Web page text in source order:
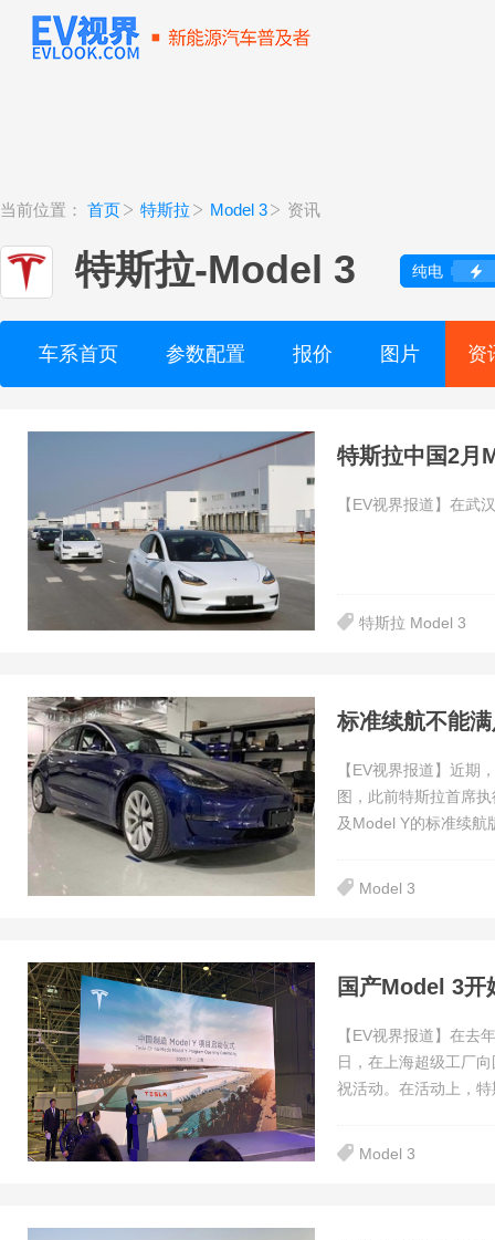
当前位置： 首页 特斯拉 Model 3 资讯
特斯拉-Model 3 纯电
车系首页 参数配置 报价 图片 资
特斯拉中国2月
【EV视界报道】在武
特斯拉 Model 3
标准续航不能
【EV视界报道】近期
图，此前特斯拉首席
及Model Y的标准续航
Model 3
国产Model 3
【EV视界报道】在去
日，在上海超级工厂
祝活动。在活动上，
Model 3